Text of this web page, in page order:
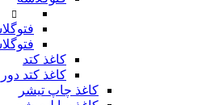
کاغذ کتد
کاغذ کتد
کاغذ چاپ تیشر